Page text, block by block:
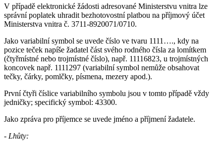
V případě elektronické žádosti adresované Ministerstvu vnitra lze
správní poplatek uhradit bezhotovostní platbou na příjmový účet
Ministerstva vnitra č. 3711-8920071/0710.
Jako variabilní symbol se uvede číslo ve tvaru 1111…., kdy na
pozice teček napíše žadatel část svého rodného čísla za lomítkem
(čtyřmístné nebo trojmístné číslo), např. 11116823, u trojmístných
koncovek např. 1111297 (variabilní symbol nemůže obsahovat
tečky, čárky, pomlčky, písmena, mezery apod.).
První čtyři číslice variabilního symbolu jsou v tomto případě vždy
jedničky; specifický symbol: 43300.
Jako zpráva pro příjemce se uvede jméno a příjmení žadatele.
- Lhůty: